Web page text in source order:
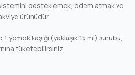
desteklemek, ödem atmak ve
ürünüdür
1 yemek kaşığı (yaklaşık 15 ml) şurubu,
tüketebilirsiniz.